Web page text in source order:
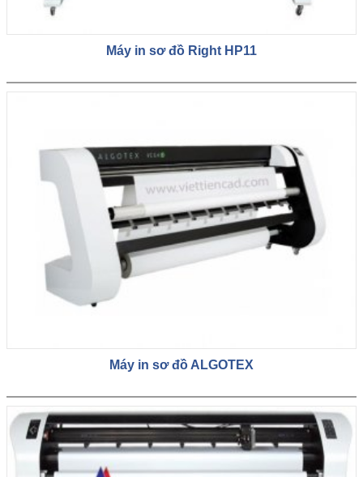
Máy in sơ đồ Right HP11
Máy in sơ đồ ALGOTEX